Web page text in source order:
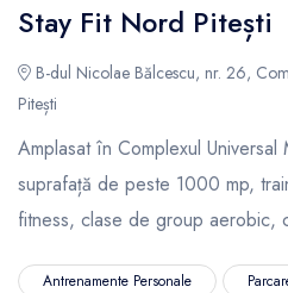
Stay Fit Nord Pitești
B-dul Nicolae Bălcescu, nr. 26,
Pitești
Amplasat în Complexul
suprafață de peste 1000 mp,
fitness, clase de group aerobic,
Antrenamente Personale